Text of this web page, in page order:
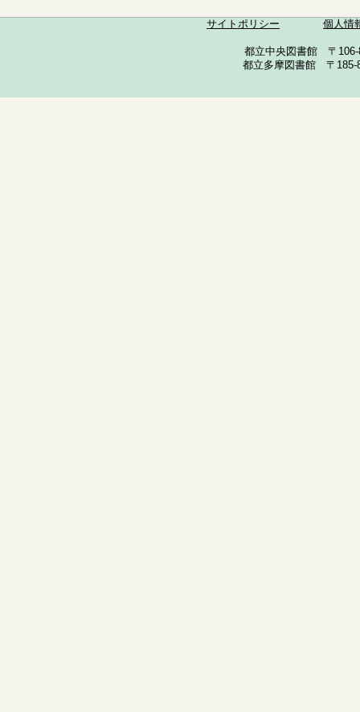
サイトポリシー 個人情
都立中央図書館 〒
都立多摩図書館 〒185-